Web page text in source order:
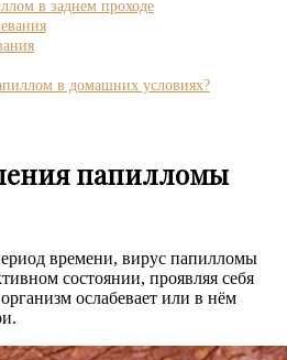
в заднем проходе
в домашних условиях?
папилломы
времени, вирус папилломы
состоянии, проявляя себя
ослабевает или в нём